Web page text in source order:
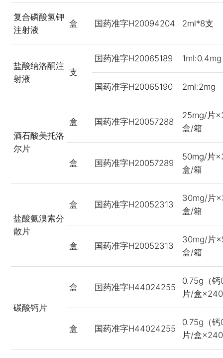
复合磷酸氢钾
注射液
盒 国药准字H20094204 2ml*8支
盐酸纳洛酮注
射液
支
国药准字H20065189 1ml:0.4mg
国药准字H20065190 2ml:2mg
酒石酸美托洛
尔片
盒 国药准字H20057288
25mg/片
盒/箱
盒 国药准字H20057289
50mg/片
盒/箱
盐酸氨溴索分
散片
盒 国药准字H20052313
30mg/片
盒/箱
盒 国药准字H20052313
30mg/片
盒/箱
碳酸钙片
盒 国药准字H44024255
0.75g（
片/盒
盒 国药准字H44024255
0.75g（
片/盒